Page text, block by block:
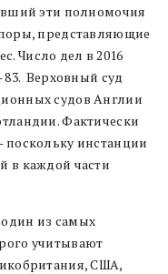
эти полномочия
представляющие
Число дел в 2016
Верховный суд
судов Англии
Фактически
поскольку инстанции
в каждой части
из самых
учитывают
США,